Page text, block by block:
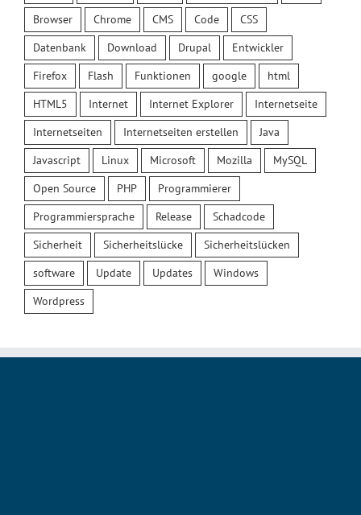
Browser
Chrome CMS Code
CSS
Datenbank
Download Drupal
Entwickler
Firefox
Flash Funktionen google
html
HTML5
Internet Internet Explorer
Internetseite
Internetseiten
Internetseiten erstellen
Java
Javascript
Linux Microsoft Mozilla
MySQL
Open Source
PHP
Programmierer
Programmiersprache
Release
Schadcode
Sicherheit
Sicherheitslücke
Sicherheitslücken
software
Update Updates
Windows
Wordpress